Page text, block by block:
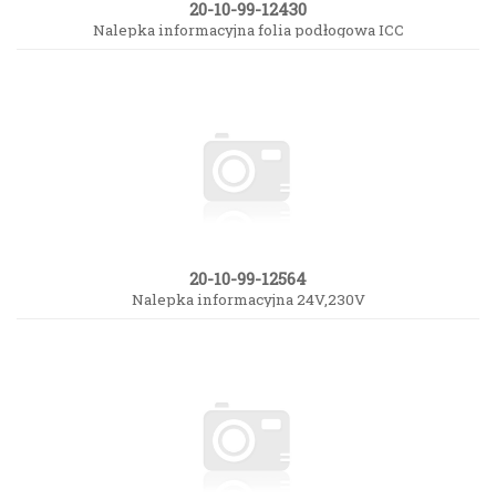
20-10-99-12430
Nalepka informacyjna folia podłogowa ICC
20-10-99-12564
Nalepka informacyjna 24V,230V